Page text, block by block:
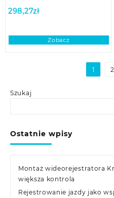
Szukaj
Ostatnie wpisy
Montaż wideorejestratora
większa kontrola
Rejestrowanie jazdy jako
298,27zł
Zobacz
1 2